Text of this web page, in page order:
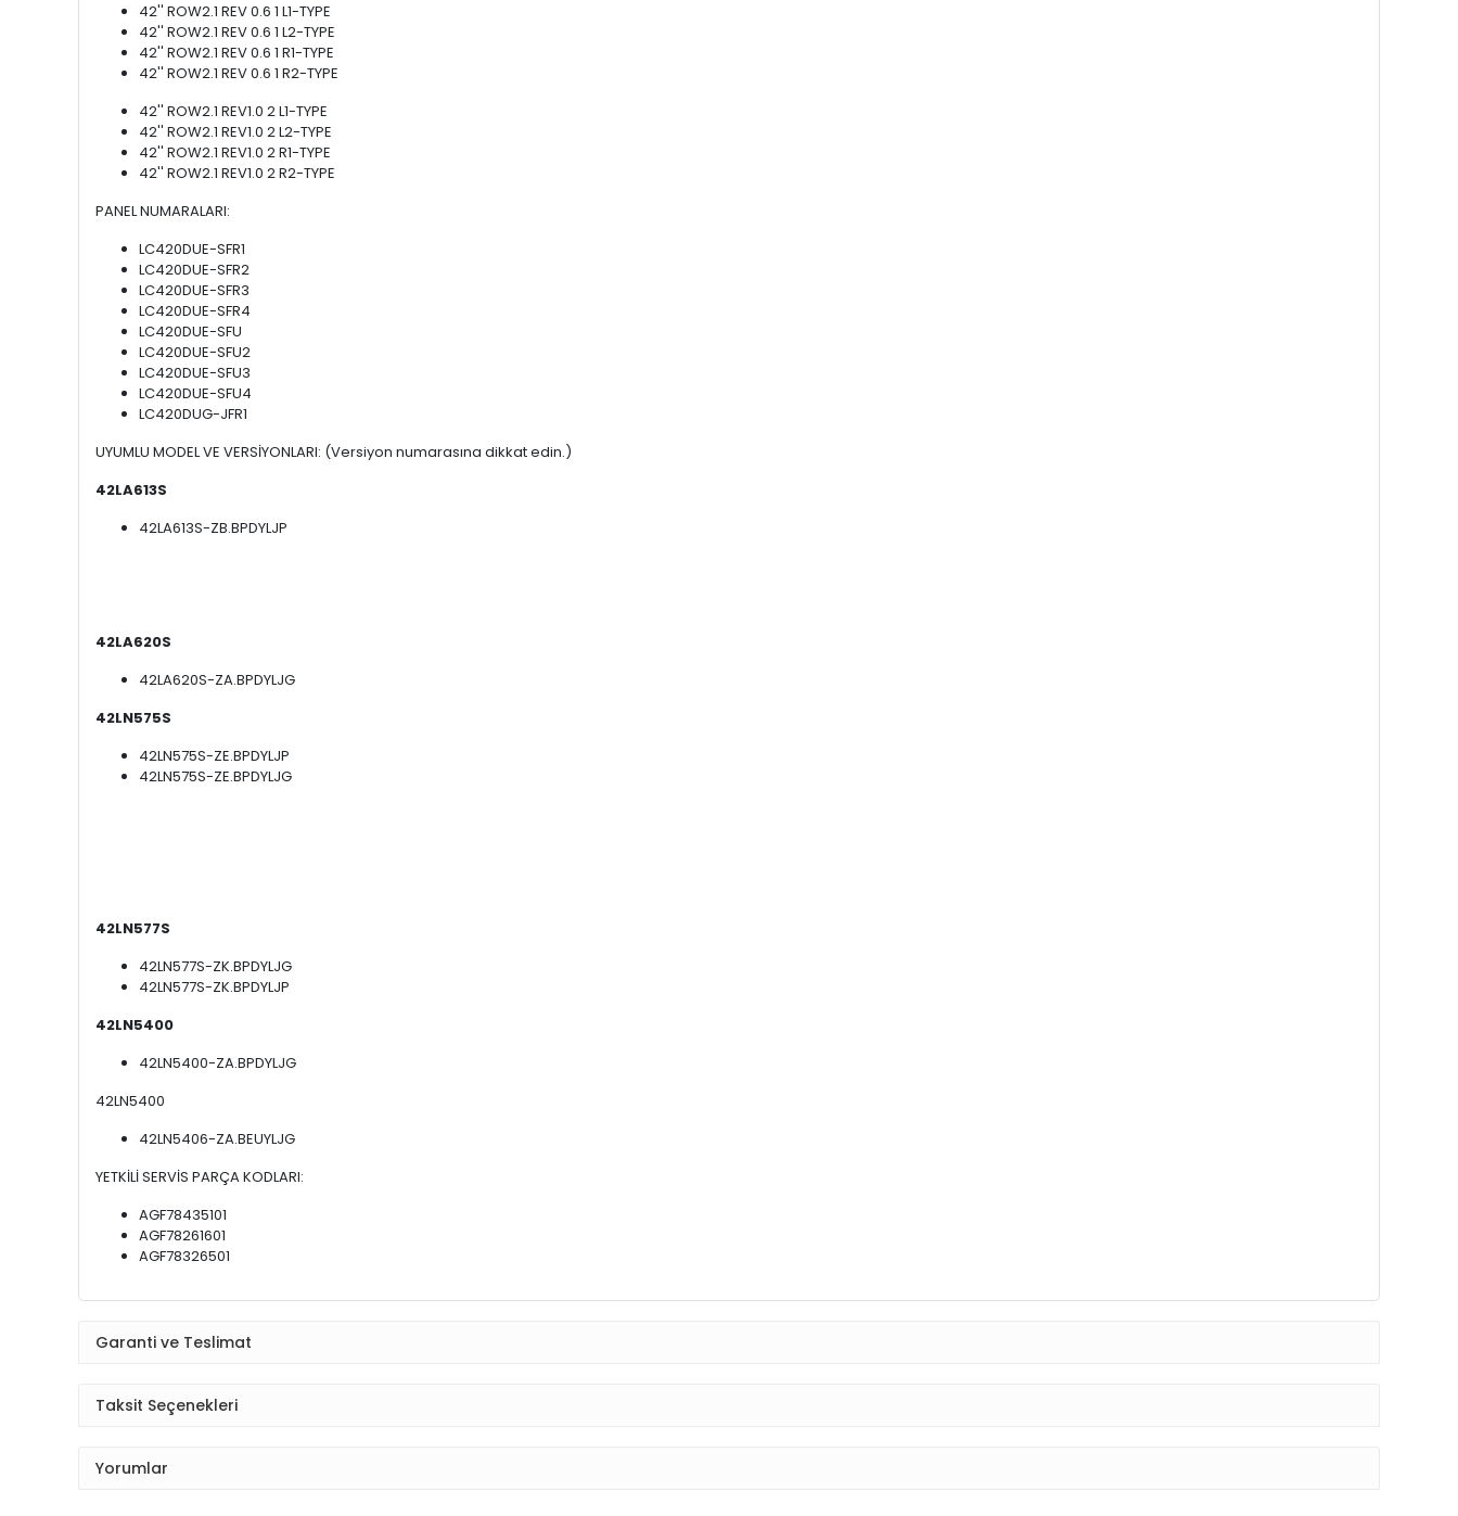
42'' ROW2.1 REV 0.6 1 L1-TYPE
42'' ROW2.1 REV 0.6 1 L2-TYPE
42'' ROW2.1 REV 0.6 1 R1-TYPE
42'' ROW2.1 REV 0.6 1 R2-TYPE
42'' ROW2.1 REV1.0 2 L1-TYPE
42'' ROW2.1 REV1.0 2 L2-TYPE
42'' ROW2.1 REV1.0 2 R1-TYPE
42'' ROW2.1 REV1.0 2 R2-TYPE
PANEL NUMARALARI:
LC420DUE-SFR1
LC420DUE-SFR2
LC420DUE-SFR3
LC420DUE-SFR4
LC420DUE-SFU
LC420DUE-SFU2
LC420DUE-SFU3
LC420DUE-SFU4
LC420DUG-JFR1
UYUMLU MODEL VE VERSİYONLARI: (Versiyon numarasına dikkat edin.)
42LA613S
42LA613S-ZB.BPDYLJP
42LA620S
42LA620S-ZA.BPDYLJG
42LN575S
42LN575S-ZE.BPDYLJP
42LN575S-ZE.BPDYLJG
42LN577S
42LN577S-ZK.BPDYLJG
42LN577S-ZK.BPDYLJP
42LN5400
42LN5400-ZA.BPDYLJG
42LN5400
42LN5406-ZA.BEUYLJG
YETKİLİ SERVİS PARÇA KODLARI:
AGF78435101
AGF78261601
AGF78326501
Garanti ve Teslimat
Taksit Seçenekleri
Yorumlar